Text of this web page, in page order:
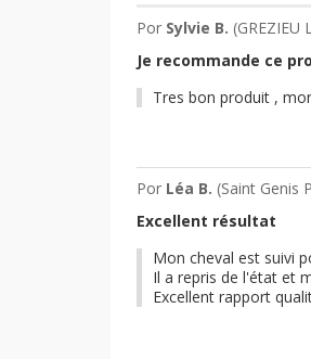
Por Sylvie B. (GREZIEU
Je recommande ce
Tres bon produit ,
Por Léa B. (Saint Genis
Excellent résultat
Mon cheval est suivi
Il a repris de l'état et
Excellent rapport